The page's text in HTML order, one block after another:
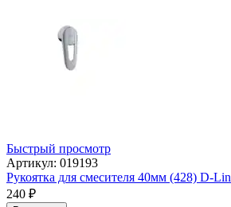
Быстрый просмотр
Артикул: 019193
Рукоятка для смесителя 40мм (428) D-Lin
240 ₽